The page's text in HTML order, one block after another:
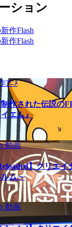
ション
作Flash
作Flash
ｱﾆﾒ
作された伝説の
エム』
動画
】クリエ
ム－
動画